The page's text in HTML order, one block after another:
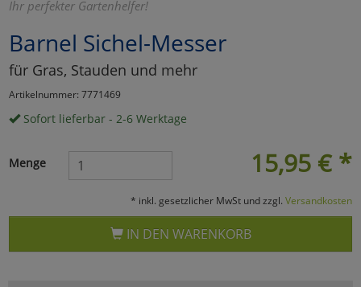
Ihr perfekter Gartenhelfer!
Barnel Sichel-Messer
für Gras, Stauden und mehr
Artikelnummer: 7771469
Sofort lieferbar - 2-6 Werktage
15,95 € *
Menge
* inkl. gesetzlicher MwSt und zzgl. Versandkosten
IN DEN WARENKORB
Umfragetools
zurückzu Haupptseite